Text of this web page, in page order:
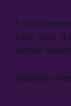
È stato
Little Simz. Il
ambito
[youtube